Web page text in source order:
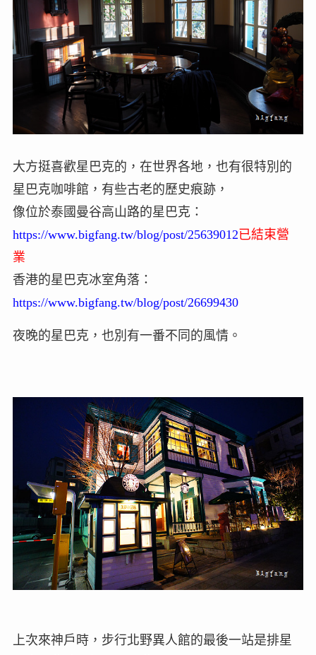
大方挺喜歡星巴克的，在世界各地，也有很特別的
星巴克咖啡館，有些古老的歷史痕跡，
像位於泰國曼谷高山路的星巴克：
https://www.bigfang.tw/blog/post/25639012已結束營
業
香港的星巴克冰室角落：
https://www.bigfang.tw/blog/post/26699430
夜晚的星巴克，也別有一番不同的風情。
上次來神戶時，步行北野異人館的最後一站是排星